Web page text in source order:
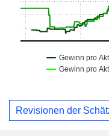
Revisionen der